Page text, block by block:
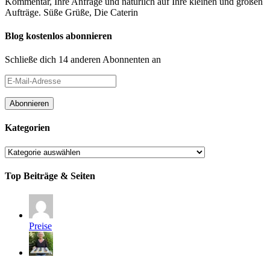
Aufträge. Süße Grüße, Die Caterin
Blog kostenlos abonnieren
Schließe dich 14 anderen Abonnenten an
E-
Mail-
Adresse
Abonnieren
Kategorien
Kategorien
Top Beiträge & Seiten
Preise